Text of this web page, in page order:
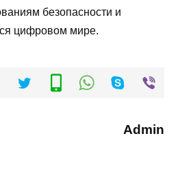
безопасности и
цифровом мире.
Admin